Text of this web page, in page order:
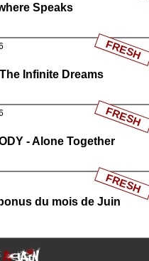
Speaks
Infinite Dreams
FRESH
- Alone Together
FRESH
du mois de Juin
FRESH